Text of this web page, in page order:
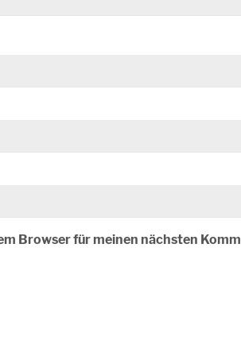
Browser für meinen nächsten